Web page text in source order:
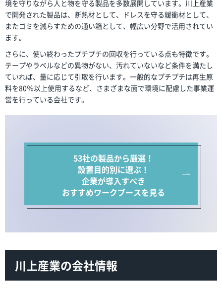
境を守りながら人と物を守る製品を多数展開しています。川上産業
で開発された製品は、断熱材として、ドレスを守る緩衝材として、
またゴミを減らすための通い箱として、幅広い分野で活用されてい
ます。
さらに、使い終わったプチプチの回収を行っている点も特徴です。
テープやラベルなどの異物がない、汚れていないなど条件を満たし
ていれば、量に応じて引取を行います。一般的なプチプチは再生原
料を80％以上使用するなど、さまざまな面で環境に配慮した事業運
営を行っている会社です。
53社の製品から厳選！
設置目的別に選ぶ！
企業が導入すべき
おすすめワークブースを見る
川上産業の会社情報